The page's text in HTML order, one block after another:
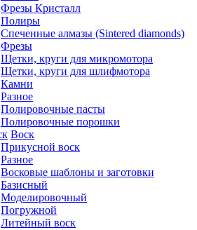
Фрезы Кристалл
Полиры
Спеченные алмазы (Sintered diamonds)
Фрезы
Щетки, круги для микромотора
Щетки, круги для шлифмотора
Камни
Разное
Полировочные пасты
Полировочные порошки
Воск
Прикусной воск
Разное
Восковые шаблоны и заготовки
Базисный
Моделировочный
Погружной
Литейный воск